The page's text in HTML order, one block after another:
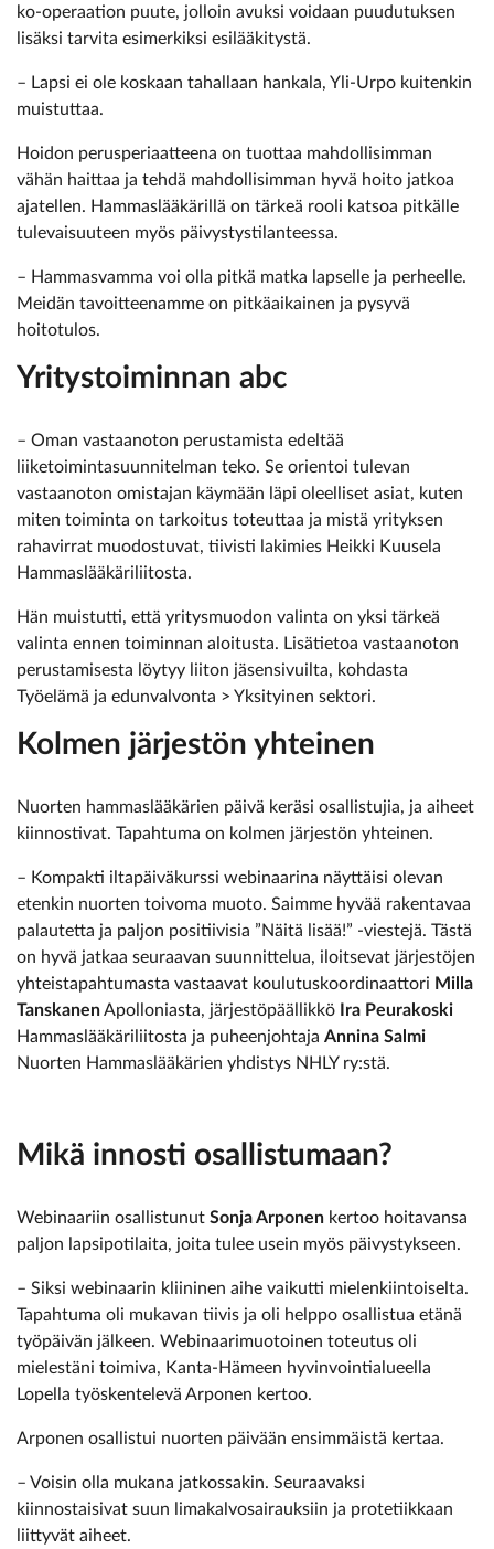
ko-operaation puute, jolloin avuksi voidaan puudutuksen
lisäksi tarvita esimerkiksi esilääkitystä.
– Lapsi ei ole koskaan tahallaan hankala, Yli-Urpo kuitenkin
muistuttaa.
Hoidon perusperiaatteena on tuottaa mahdollisimman
vähän haittaa ja tehdä mahdollisimman hyvä hoito jatkoa
ajatellen. Hammaslääkärillä on tärkeä rooli katsoa pitkälle
tulevaisuuteen myös päivystystilanteessa.
– Hammasvamma voi olla pitkä matka lapselle ja perheelle.
Meidän tavoitteenamme on pitkäaikainen ja pysyvä
hoitotulos.
Yritystoiminnan abc
– Oman vastaanoton perustamista edeltää
liiketoimintasuunnitelman teko. Se orientoi tulevan
vastaanoton omistajan käymään läpi oleelliset asiat, kuten
miten toiminta on tarkoitus toteuttaa ja mistä yrityksen
rahavirrat muodostuvat, tiivisti lakimies Heikki Kuusela
Hammaslääkäriliitosta.
Hän muistutti, että yritysmuodon valinta on yksi tärkeä
valinta ennen toiminnan aloitusta. Lisätietoa vastaanoton
perustamisesta löytyy liiton jäsensivuilta, kohdasta
Työelämä ja edunvalvonta > Yksityinen sektori.
Kolmen järjestön yhteinen
Nuorten hammaslääkärien päivä keräsi osallistujia, ja aiheet
kiinnostivat. Tapahtuma on kolmen järjestön yhteinen.
– Kompakti iltapäiväkurssi webinaarina näyttäisi olevan
etenkin nuorten toivoma muoto. Saimme hyvää rakentavaa
palautetta ja paljon positiivisia ”Näitä lisää!” -viestejä. Tästä
on hyvä jatkaa seuraavan suunnittelua, iloitsevat järjestöjen
yhteistapahtumasta vastaavat koulutuskoordinaattori Milla
TanskanenApolloniasta, järjestöpäällikkö
Ira Peurakoski
Hammaslääkäriliitosta ja puheenjohtaja Annina Salmi
Nuorten Hammaslääkärien yhdistys NHLY ry:stä.
Mikä innosti osallistumaan?
Webinaariin osallistunut Sonja Arponen kertoo hoitavansa
paljon lapsipotilaita, joita tulee usein myös päivystykseen.
– Siksi webinaarin kliininen aihe vaikutti mielenkiintoiselta.
Tapahtuma oli mukavan tiivis ja oli helppo osallistua etänä
työpäivän jälkeen. Webinaarimuotoinen toteutus oli
mielestäni toimiva, Kanta-Hämeen hyvinvointialueella
Lopella työskentelevä Arponen kertoo.
Arponen osallistui nuorten päivään ensimmäistä kertaa.
– Voisin olla mukana jatkossakin. Seuraavaksi
kiinnostaisivat suun limakalvosairauksiin ja protetiikkaan
liittyvät aiheet.